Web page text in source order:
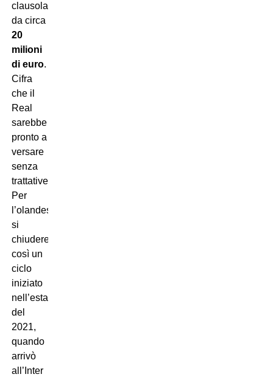
clausola
da circa
20
milioni
di euro.
Cifra
che il
Real
sarebbe
pronto a
versare
senza
trattative.
Per
l’olandese
si
chiuderebbe
così un
ciclo
iniziato
nell’estate
del
2021,
quando
arrivò
all’Inter